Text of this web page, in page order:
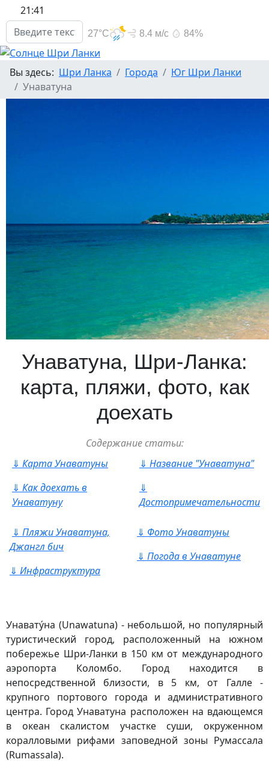
21:41
поиск по сайту
Вы здесь: Шри Ланка Города
Юг Шри Ланки
Унаватуна
Унаватуна, Шри-Ланка:
карта, пляжи, фото, как
доехать
Содержание статьи:
⇓ Карта Унаватуны
⇓ Как доехать в
Унаватуну
⇓ Название "Унаватуна"
⇓
Достопримечательности
⇓ Пляжи Унаватуна,
Джангл бич
⇓ Инфраструктура
⇓ Фото Унаватуны
⇓ Погода в Унаватуне
Унаватýна (Unawatuna) - небольшой, но популярный
туристический город, расположенный на южном
побережье Шри-Ланки в 150 км от международного
аэропорта Коломбо. Город находится в
непосредственной близости, в 5 км, от Галле -
крупного портового города и административного
центра. Город Унаватуна расположен на вдающемся
в океан скалистом участке суши, окруженном
коралловыми рифами заповедной зоны Румассала
(Rumassala).